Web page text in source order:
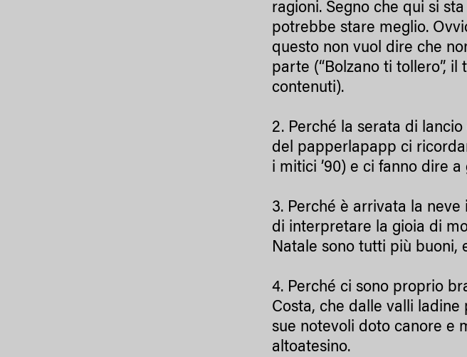
ragioni. Segno che qui si
potrebbe stare meglio.
questo non vuol dire che
parte (“Bolzano ti tollero”,
contenuti).
2. Perché la serata di
del papperlapapp ci
i mitici ’90) e ci fanno dire
3. Perché è arrivata la
di interpretare la gioia di
Natale sono tutti più buoni,
4. Perché ci sono proprio
Costa, che dalle valli
sue notevoli doto canore e
altoatesino.